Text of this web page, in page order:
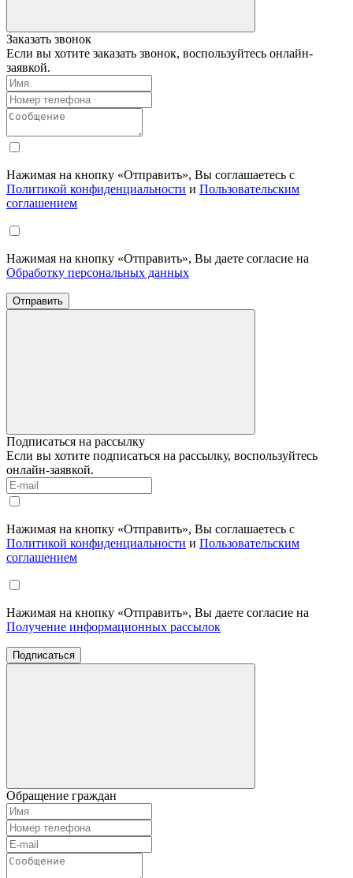
Заказать звонок
Если вы хотите заказать звонок, воспользуйтесь онлайн-
заявкой.
Нажимая на кнопку «Отправить», Вы соглашаетесь с
Политикой конфиденциальности и Пользовательским
соглашением
Нажимая на кнопку «Отправить», Вы даете согласие на
Обработку персональных данных
Отправить
Подписаться на рассылку
Если вы хотите подписаться на рассылку, воспользуйтесь
онлайн-заявкой.
Нажимая на кнопку «Отправить», Вы соглашаетесь с
Политикой конфиденциальности и Пользовательским
соглашением
Нажимая на кнопку «Отправить», Вы даете согласие на
Получение информационных рассылок
Подписаться
Обращение граждан